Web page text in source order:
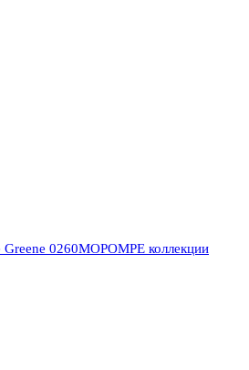
0260MOPOMPE коллекции